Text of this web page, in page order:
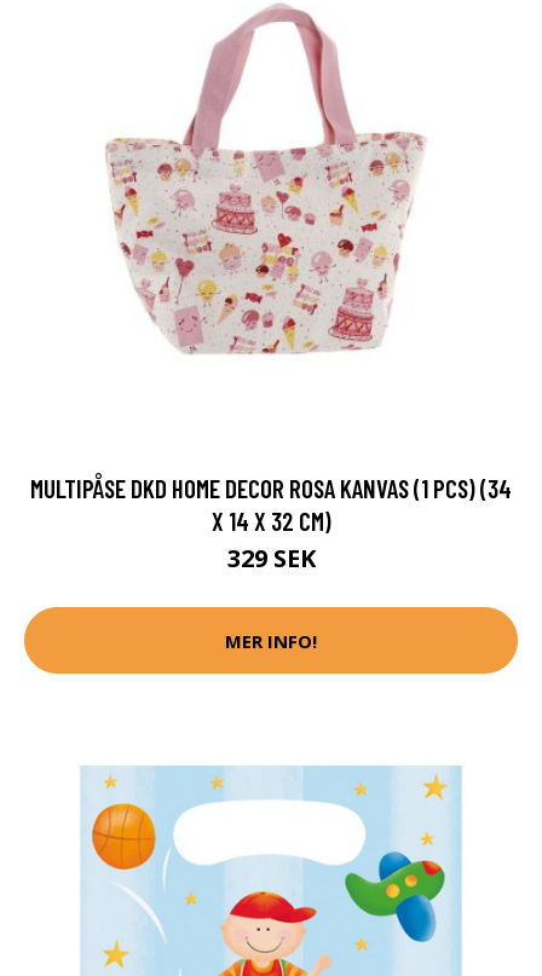
MULTIPÅSE DKD HOME DECOR ROSA KANVAS (1 PCS) (34
X 14 X 32 CM)
329 SEK
MER INFO!